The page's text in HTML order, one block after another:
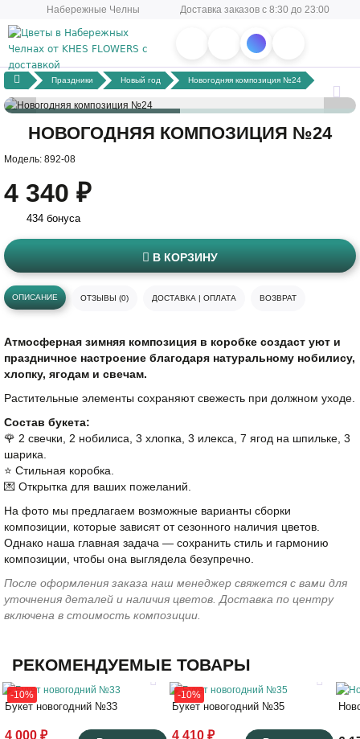
Набережные Челны Доставка заказов с 8:30 до 23:00
Праздники Новый год Новогодняя композиция №24
НОВОГОДНЯЯ КОМПОЗИЦИЯ №24
Модель: 892-08
4 340 ₽
434 бонуса
В КОРЗИНУ
ОПИСАНИЕ ОТЗЫВЫ (0) ДОСТАВКА | ОПЛАТА ВОЗВРАТ
Атмосферная зимняя композиция в коробке создаст уют и
праздничное настроение благодаря натуральному нобилису,
хлопку, ягодам и свечам.
Растительные элементы сохраняют свежесть при должном уходе.
Состав букета:
🌹 2 свечки, 2 нобилиса, 3 хлопка, 3 илекса, 7 ягод на шпильке, 3
шарика.
⭐️ Стильная коробка.
💌 Открытка для ваших пожеланий.
На фото мы предлагаем возможные варианты сборки
композиции, которые зависят от сезонного наличия цветов.
Однако наша главная задача — сохранить стиль и гармонию
композиции, чтобы она выглядела безупречно.
После оформления заказа наш менеджер свяжется с вами для
уточнения деталей и наличия цветов. Доставка по центру
включена в стоимость композиции.
РЕКОМЕНДУЕМЫЕ ТОВАРЫ
-10%
Букет новогодний №33
4 000 ₽
-10%
Букет новогодний №35
4 410 ₽